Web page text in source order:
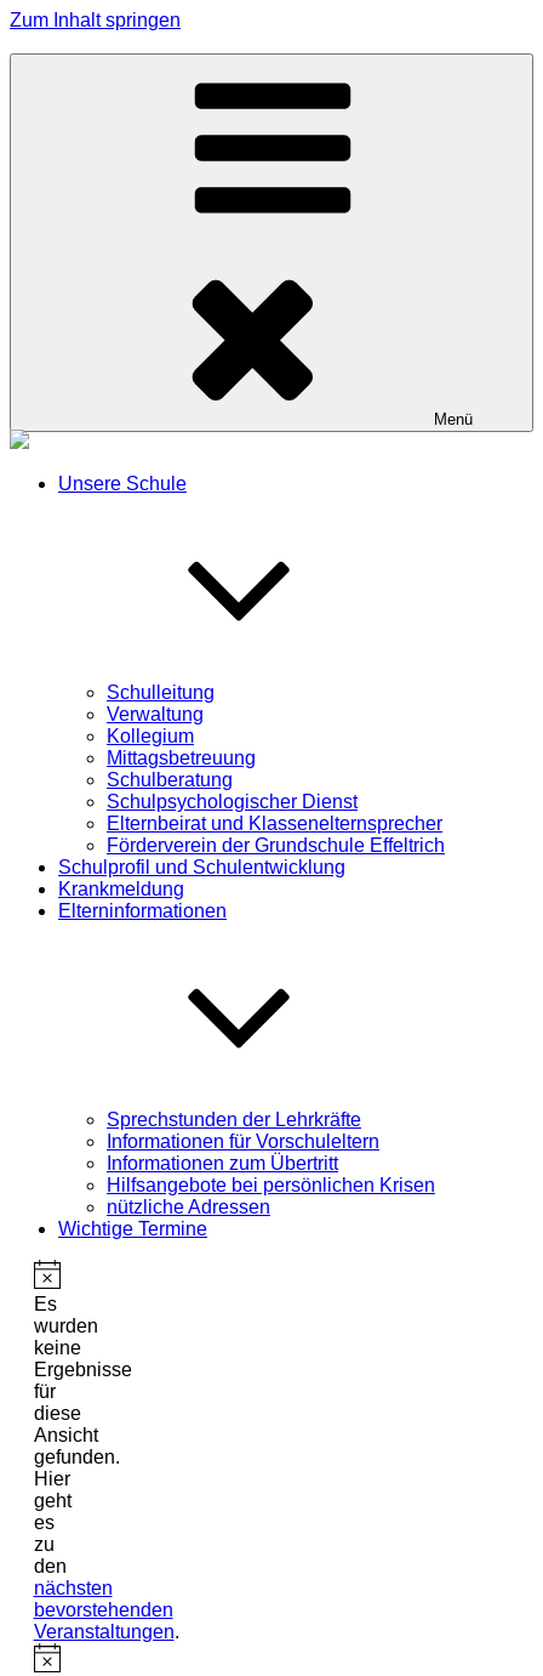
Zum Inhalt springen
Grundschule Effeltrich
Menü
Unsere Schule
Schulleitung
Verwaltung
Kollegium
Mittagsbetreuung
Schulberatung
Schulpsychologischer Dienst
Elternbeirat und Klassenelternsprecher
Förderverein der Grundschule Effeltrich
Schulprofil und Schulentwicklung
Krankmeldung
Elterninformationen
Sprechstunden der Lehrkräfte
Informationen für Vorschuleltern
Informationen zum Übertritt
Hilfsangebote bei persönlichen Krisen
nützliche Adressen
Wichtige Termine
Es
wurden
keine
Ergebnisse
für
diese
Ansicht
gefunden.
Hier
geht
es
zu
den
nächsten
bevorstehenden
Veranstaltungen.